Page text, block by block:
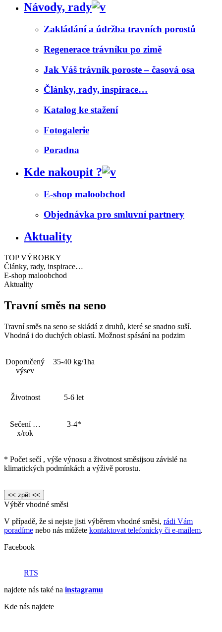
Návody, rady
Zakládání a údržba travních porostů
Regenerace trávníku po zimě
Jak Váš trávník poroste – časová osa
Články, rady, inspirace…
Katalog ke stažení
Fotogalerie
Poradna
Kde nakoupit ?
E-shop maloobchod
Objednávka pro smluvní partnery
Aktuality
TOP VÝROBKY
Články, rady, inspirace…
E-shop maloobchod
Aktuality
Travní směs na seno
Travní směs na seno se skládá z druhů, které se snadno suší.
Vhodná i do duchých oblastí. Možnost spásání na podzim
Doporučený
výsev
35-40 kg/1ha
Životnost 5-6 let
Sečení …
x/rok
3-4*
* Počet sečí , výše výnosu a životnost směsijsou závislé na
klimatických podmínkách a výživě porostu.
Výběr vhodné směsi
V případě, že si nejste jisti výběrem vhodné směsi, rádi Vám
poradíme nebo nás můžete kontaktovat telefonicky či e-mailem.
Facebook
RTS
najdete nás také na instagramu
Kde nás najdete